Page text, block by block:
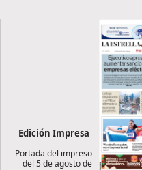
Edición Impresa
Portada del impreso
del 5 de agosto de